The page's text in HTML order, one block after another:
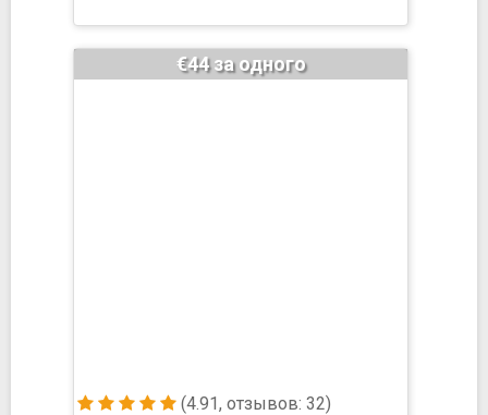
(4.91, отзывов: 32)
€44 за одного